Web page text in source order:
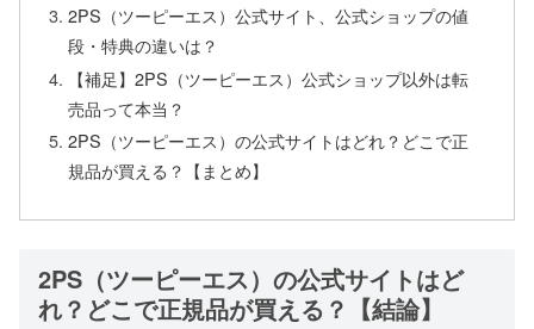
2PS（ツーピーエス）公式サイト、公式ショップの値
段・特典の違いは？
【補足】2PS（ツーピーエス）公式ショップ以外は転
売品って本当？
2PS（ツーピーエス）の公式サイトはどれ？どこで正
規品が買える？【まとめ】
2PS（ツーピーエス）の公式サイトはど
れ？どこで正規品が買える？【結論】